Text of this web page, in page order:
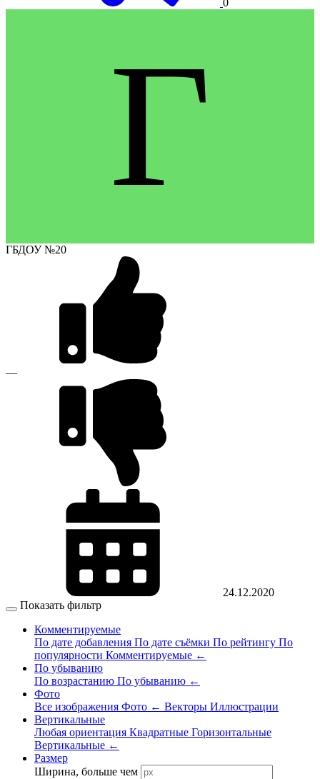
0
Г
ГБДОУ №20
—
24.12.2020
Показать фильтр
Комментируемые
По дате добавления По дате съёмки По рейтингу По
популярности Комментируемые ←
По убыванию
По возрастанию По убыванию ←
Фото
Все изображения Фото ← Векторы Иллюстрации
Вертикальные
Любая ориентация Квадратные Горизонтальные
Вертикальные ←
Размер
Ширина, больше чем